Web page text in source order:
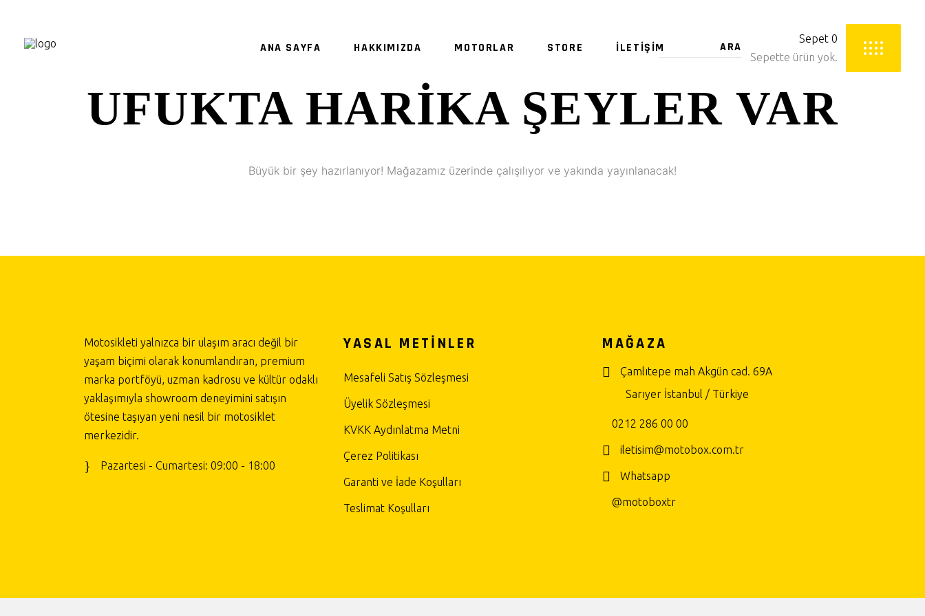
ANA SAYFA HAKKIMIZDA MOTORLAR STORE İLETIŞIM
Sepet 0
Sepette ürün yok.
UFUKTA HARIKA ŞEYLER VAR
Büyük bir şey hazırlanıyor! Mağazamız üzerinde çalışılıyor ve yakında yayınlanacak!
Motosikleti yalnızca bir ulaşım aracı değil bir
yaşam biçimi olarak konumlandıran, premium
marka portföyü, uzman kadrosu ve kültür odaklı
yaklaşımıyla showroom deneyimini satışın
ötesine taşıyan yeni nesil bir motosiklet
merkezidir.
Pazartesi - Cumartesi: 09:00 - 18:00
YASAL METİNLER
Mesafeli Satış Sözleşmesi
Üyelik Sözleşmesi
KVKK Aydınlatma Metni
Çerez Politikası
Garanti ve İade Koşulları
Teslimat Koşulları
MAĞAZA
Çamlıtepe mah Akgün cad. 69A
Sarıyer İstanbul / Türkiye
0212 286 00 00
iletisim@motobox.com.tr
Whatsapp
@motoboxtr